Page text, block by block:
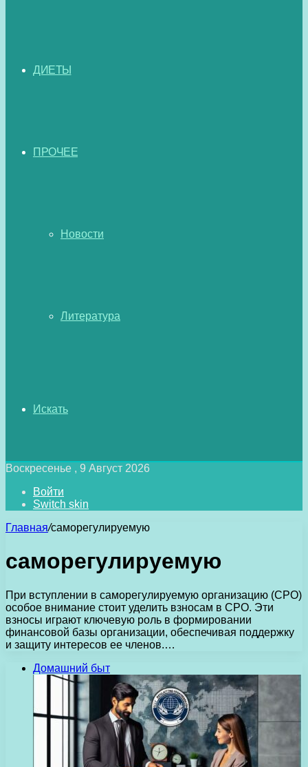
ДИЕТЫ
ПРОЧЕЕ
Новости
Литература
Искать
Воскресенье , 9 Август 2026
Войти
Switch skin
Главная/саморегулируемую
саморегулируемую
При вступлении в саморегулируемую организацию (СРО)
особое внимание стоит уделить взносам в СРО. Эти
взносы играют ключевую роль в формировании
финансовой базы организации, обеспечивая поддержку
и защиту интересов ее членов.…
Домашний быт